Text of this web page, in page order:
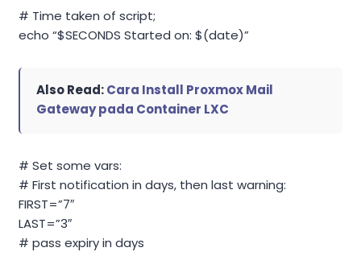
# Time taken of script;
echo “$SECONDS Started on: $(date)”
Also Read:Cara Install Proxmox Mail
Gateway pada Container LXC
# Set some vars:
# First notification in days, then last warning:
FIRST=”7″
LAST=”3″
# pass expiry in days